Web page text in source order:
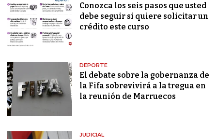
Conozca los seis pasos que usted
debe seguir si quiere solicitar un
crédito este curso
DEPORTE
El debate sobre la gobernanza de
la Fifa sobrevivirá a la tregua en
la reunión de Marruecos
JUDICIAL